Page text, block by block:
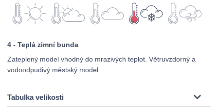
4 - Teplá zimní bunda
Zateplený model vhodný do mrazivých teplot. Větruvzdorný a
vodoodpudivý městský model.
Tabulka velikosti